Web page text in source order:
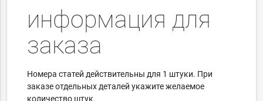
информация для
заказа
Номера статей действительны для 1 штуки. При
заказе отдельных деталей укажите желаемое
количество штук.